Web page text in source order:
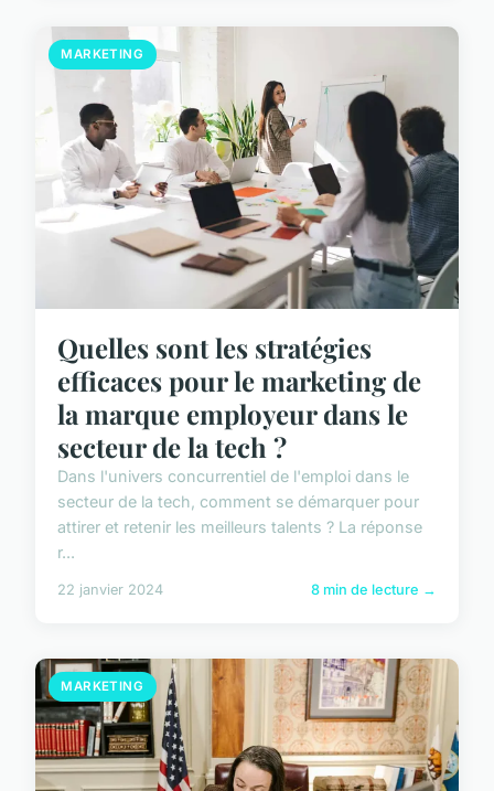
MARKETING
Quelles sont les stratégies
efficaces pour le marketing de
la marque employeur dans le
secteur de la tech ?
Dans l'univers concurrentiel de l'emploi dans le
secteur de la tech, comment se démarquer pour
attirer et retenir les meilleurs talents ? La réponse
r...
22 janvier 2024 8 min de lecture →
MARKETING